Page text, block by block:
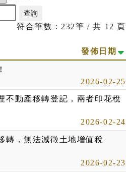
符合筆數：232筆 / 共 12 頁
發佈日期
2026-02-25
不動產移轉登記，兩者印花稅
2026-02-24
轉，無法減徵土地增值稅
2026-02-23